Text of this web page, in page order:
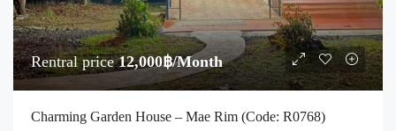
Rentral price12,000฿/Month
Charming Garden House – Mae Rim (Code: R0768)